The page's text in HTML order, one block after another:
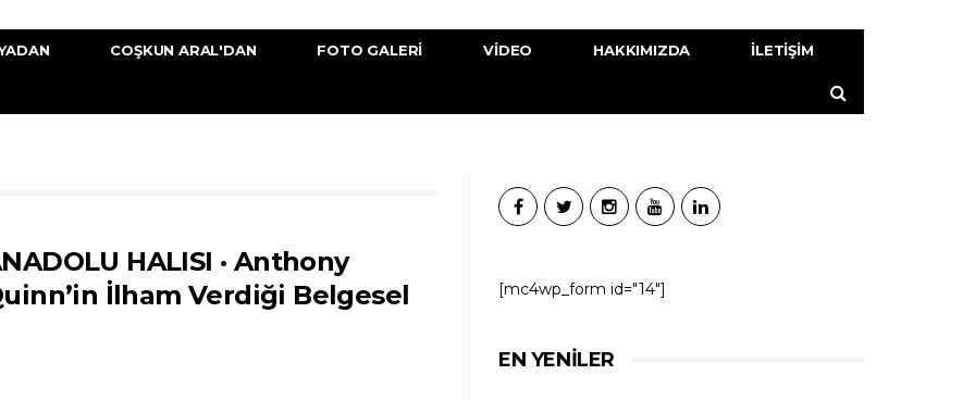
COŞKUN ARAL'DAN FOTO GALERI VIDEO HAKKIMIZDA İLETIŞIM
HALISI · Anthony
İlham Verdiği Belgesel
[mc4wp_form id="14"]
EN YENILER